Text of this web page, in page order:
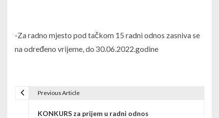
-Za radno mjesto pod tačkom 15 radni odnos zasniva se
na određeno vrijeme, do 30.06.2022.godine
Previous Article
KONKURS za prijem u radni odnos